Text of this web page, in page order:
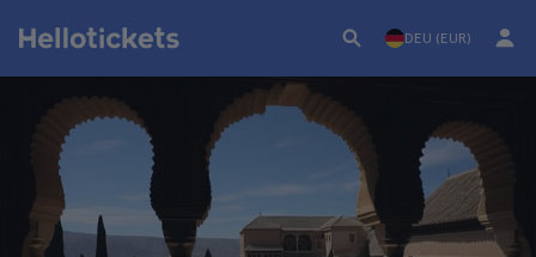
DEU (EUR)